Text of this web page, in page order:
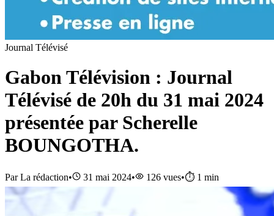
Journal Télévisé
Gabon Télévision : Journal
Télévisé de 20h du 31 mai 2024
présentée par Scherelle
BOUNGOTHA.
ParLa rédaction• 31 mai 2024• 126 vues•⏱️ 1 min